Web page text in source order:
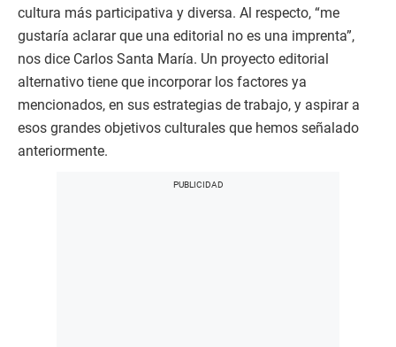
cultura más participativa y diversa. Al respecto, “me
gustaría aclarar que una editorial no es una imprenta”,
nos dice Carlos Santa María. Un proyecto editorial
alternativo tiene que incorporar los factores ya
mencionados, en sus estrategias de trabajo, y aspirar a
esos grandes objetivos culturales que hemos señalado
anteriormente.